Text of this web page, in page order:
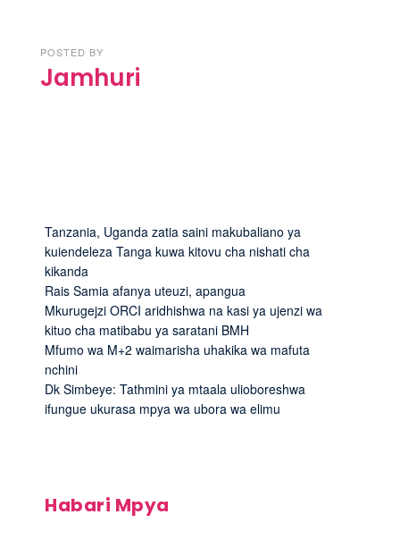
POSTED BY
Jamhuri
Tanzania, Uganda zatia saini makubaliano ya
kuiendeleza Tanga kuwa kitovu cha nishati cha
kikanda
Rais Samia afanya uteuzi, apangua
Mkurugejzi ORCI aridhishwa na kasi ya ujenzi wa
kituo cha matibabu ya saratani BMH
Mfumo wa M+2 waimarisha uhakika wa mafuta
nchini
Dk Simbeye: Tathmini ya mtaala ulioboreshwa
ifungue ukurasa mpya wa ubora wa elimu
Habari Mpya